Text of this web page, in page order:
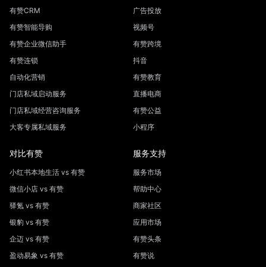
有赞CRM
有赞智能导购
有赞企业微信助手
有赞连锁
自动化营销
门店私域启动服务
门店私域经营咨询服务
大客专属私域服务
广告投放
视频号
有赞跨境
抖音
有赞教育
直播电商
有赞公益
小程序
对比有赞
小红书本地生活 vs 有赞
微信小店 vs 有赞
驿氪 vs 有赞
银豹 vs 有赞
企迈 vs 有赞
盈动易象 vs 有赞
服务支持
服务市场
帮助中心
商家社区
应用市场
有赞头条
有赞说